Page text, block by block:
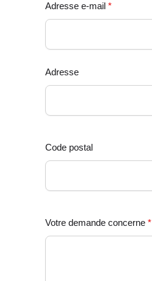
Adresse e-mail*
Adresse
Code postal
Votre demande concerne*